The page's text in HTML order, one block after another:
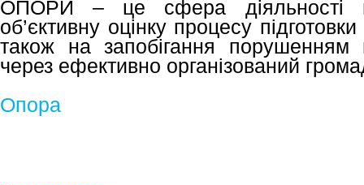
ОПОРИ – це сфера діяльності
об’єктивну оцінку процесу
також на запобігання порушенням
через ефективно організований
Опора